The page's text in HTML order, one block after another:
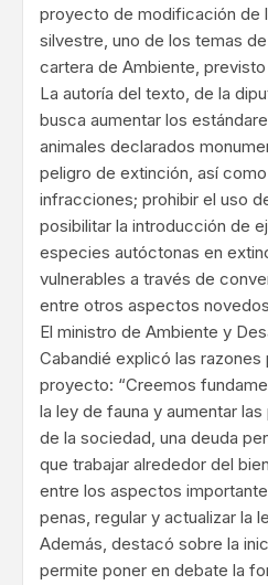
proyecto de modificación de
silvestre, uno de los temas
cartera de Ambiente,
La autoría del texto, de la
busca aumentar los
animales declarados
peligro de extinción, así
infracciones; prohibir el uso
posibilitar la introducción de
especies autóctonas en
vulnerables a través de
entre otros aspectos
El ministro de Ambiente y
Cabandié explicó las razones
proyecto: “Creemos
la ley de fauna y aumentar
de la sociedad, una deuda
que trabajar alrededor del
entre los aspectos
penas, regular y actualizar la
Además, destacó sobre la
permite poner en debate la